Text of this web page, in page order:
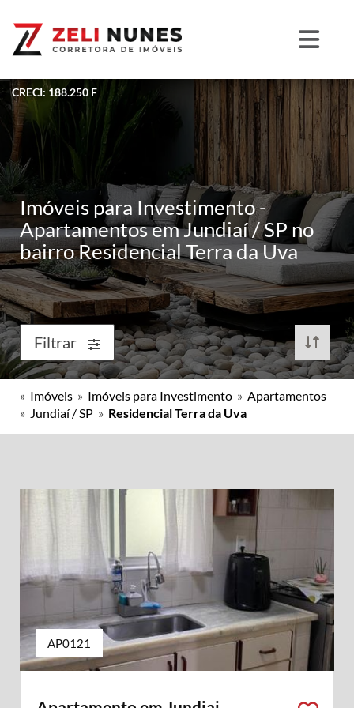
CRECI: 188.250 F
Imóveis para Investimento -
Apartamentos em Jundiaí / SP no
bairro Residencial Terra da Uva
Filtrar
» Imóveis » Imóveis para Investimento » Apartamentos
» Jundiaí / SP » Residencial Terra da Uva
AP0121